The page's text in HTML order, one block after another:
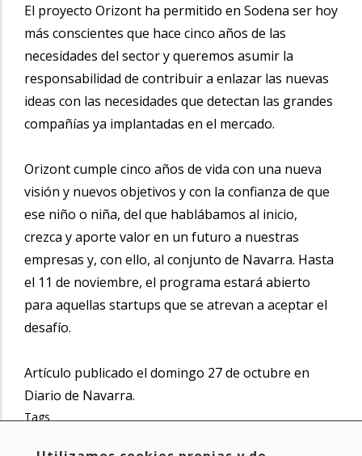
El proyecto Orizont ha permitido en Sodena ser hoy
más conscientes que hace cinco años de las
necesidades del sector y queremos asumir la
responsabilidad de contribuir a enlazar las nuevas
ideas con las necesidades que detectan las grandes
compañías ya implantadas en el mercado.
Orizont cumple cinco años de vida con una nueva
visión y nuevos objetivos y con la confianza de que
ese niño o niña, del que hablábamos al inicio,
crezca y aporte valor en un futuro a nuestras
empresas y, con ello, al conjunto de Navarra. Hasta
el 11 de noviembre, el programa estará abierto
para aquellas startups que se atrevan a aceptar el
desafío.
Artículo publicado el domingo 27 de octubre en
Diario de Navarra.
Tags